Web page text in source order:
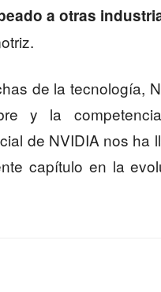
a otras
de la tecnología,
y la
de NVIDIA nos ha
capítulo en la